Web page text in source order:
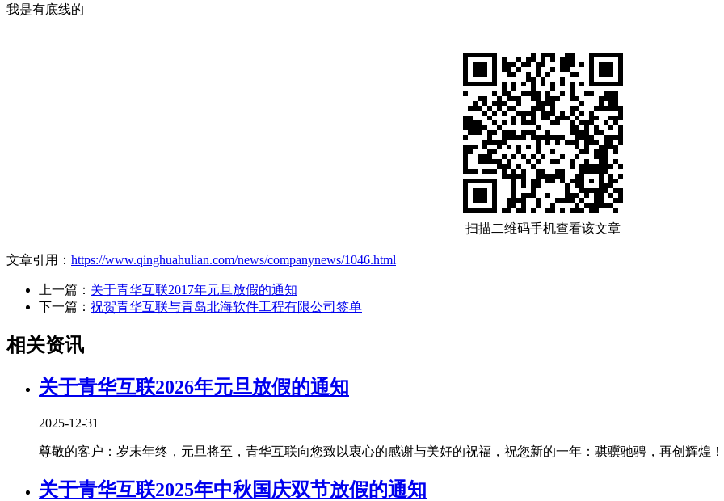
我是有底线的
扫描二维码手机查看该文章
文章引用： https://www.qinghuahulian.com/news/companynews/1046.html
上一篇： 关于青华互联2017年元旦放假的通知
下一篇： 祝贺青华互联与青岛北海软件工程有限公司签单
相关资讯
关于青华互联2026年元旦放假的通知
2025-12-31
尊敬的客户：岁末年终，元旦将至，青华互联向您致以衷心的感谢与美好的祝福，祝您新的一年：骐骥驰骋，再创辉煌
关于青华互联2025年中秋国庆双节放假的通知